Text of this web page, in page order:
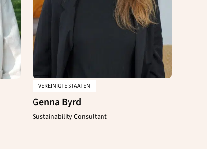
VEREINIGTE STAATEN
Genna Byrd
Sustainability Consultant